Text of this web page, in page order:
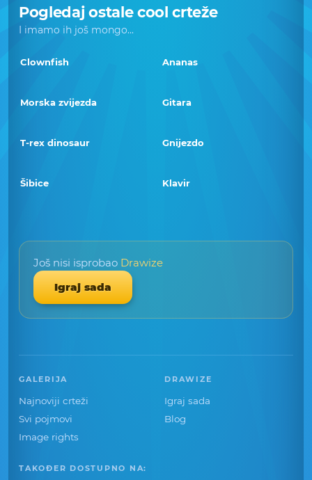
Pogledaj ostale cool crteže
I imamo ih još mongo...
Clownfish Ananas
Morska zvijezda Gitara
T-rex dinosaur Gnijezdo
Šibice Klavir
Još nisi isprobao Drawize
Igraj sada
GALERIJA
Najnoviji crteži
Svi pojmovi
Image rights
DRAWIZE
Igraj sada
Blog
TAKOĐER DOSTUPNO NA: